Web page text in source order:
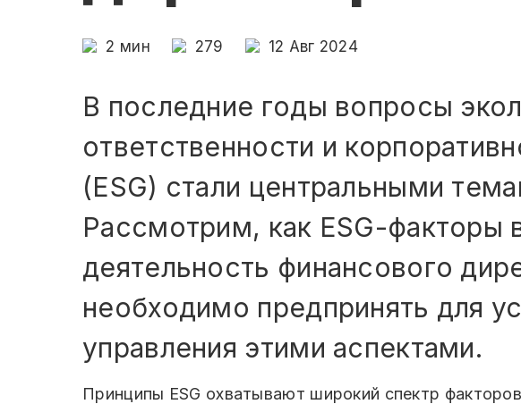
2 мин 279 12 Авг 2024
В последние годы вопросы
ответственности и
(ESG) стали центральными
Рассмотрим, как ESG-факторы
деятельность финансового
необходимо предпринять для
управления этими аспектами.
Принципы ESG охватывают широкий спектр